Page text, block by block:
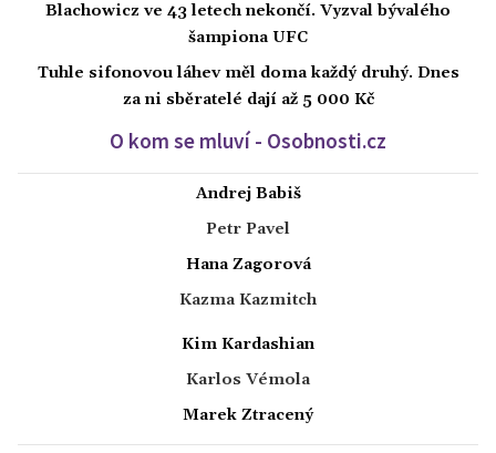
Blachowicz ve 43 letech nekončí. Vyzval bývalého
šampiona UFC
Tuhle sifonovou láhev měl doma každý druhý. Dnes
za ni sběratelé dají až 5 000 Kč
O kom se mluví - Osobnosti.cz
Andrej Babiš
Petr Pavel
Hana Zagorová
Kazma Kazmitch
Kim Kardashian
Karlos Vémola
Marek Ztracený